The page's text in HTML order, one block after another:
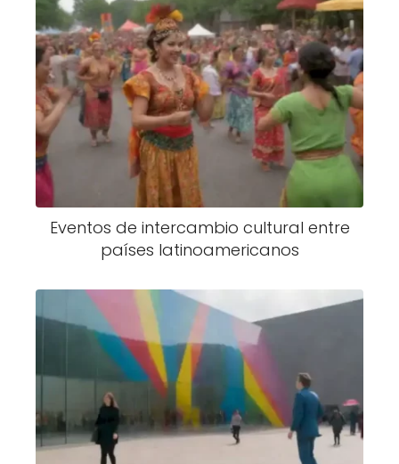
Eventos de intercambio cultural entre
países latinoamericanos